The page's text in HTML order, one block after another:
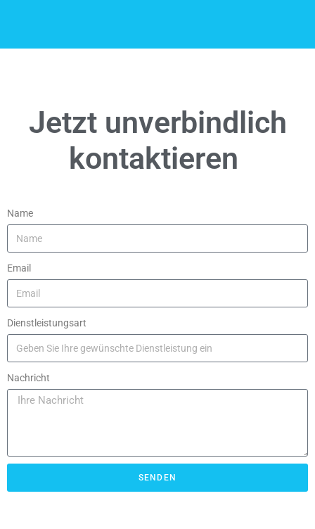
Jetzt unverbindlich
kontaktieren
Name
Email
Dienstleistungsart
Nachricht
SENDEN